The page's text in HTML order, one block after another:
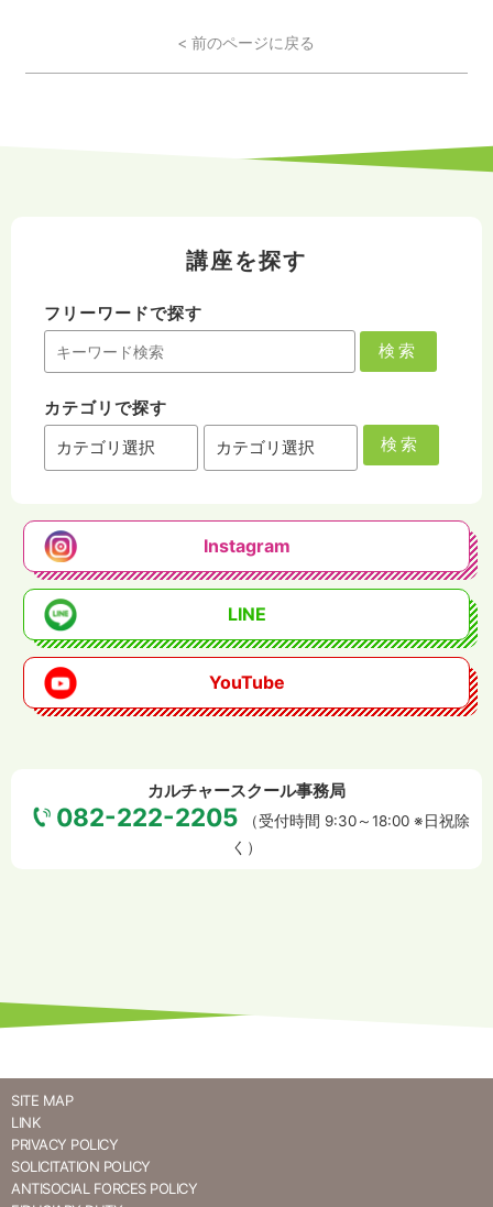
< 前のページに戻る
講座を探す
フリーワードで探す
検索
カテゴリで探す
検索
Instagram
LINE
YouTube
カルチャースクール事務局
082-222-2205 （受付時間 9:30～18:00 ※日祝除
く）
SITE MAP
LINK
PRIVACY POLICY
SOLICITATION POLICY
ANTISOCIAL FORCES POLICY